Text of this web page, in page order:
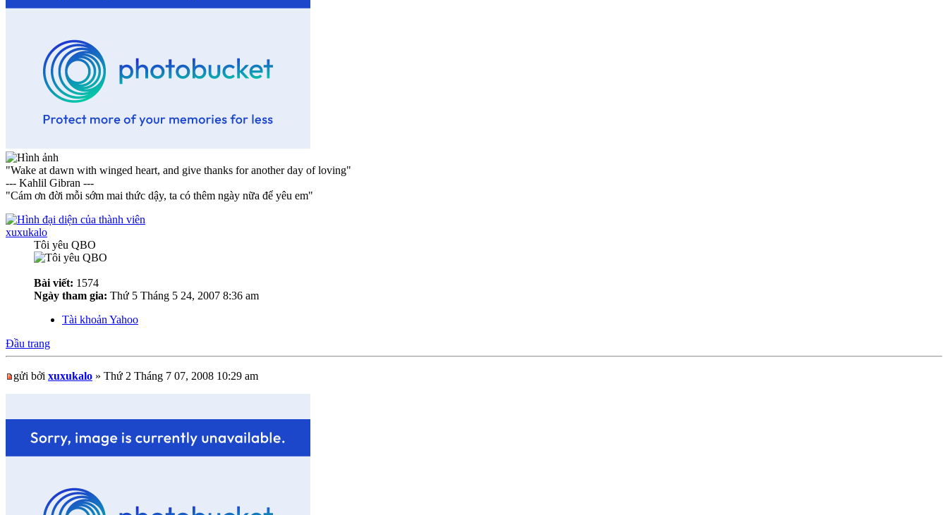
"Wake at dawn with winged heart, and give thanks for another day of loving"
--- Kahlil Gibran ---
"Cám ơn đời mỗi sớm mai thức dậy, ta có thêm ngày nữa để yêu em"
xuxukalo
Tôi yêu QBO
Bài viết: 1574
Ngày tham gia: Thứ 5 Tháng 5 24, 2007 8:36 am
Tài khoản Yahoo
Đầu trang
gửi bởi xuxukalo » Thứ 2 Tháng 7 07, 2008 10:29 am